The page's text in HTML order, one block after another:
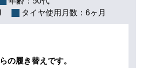
タイヤ使用月数： 6ヶ月
の履き替えです。